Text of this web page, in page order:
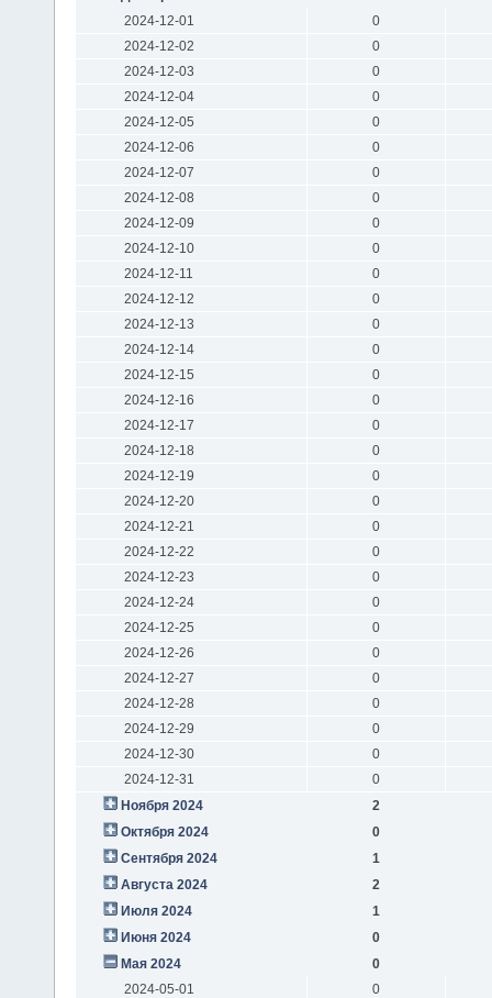
2024-12-01
0
2024-12-02
0
2024-12-03
0
2024-12-04
0
2024-12-05
0
2024-12-06
0
2024-12-07
0
2024-12-08
0
2024-12-09
0
2024-12-10
0
2024-12-11
0
2024-12-12
0
2024-12-13
0
2024-12-14
0
2024-12-15
0
2024-12-16
0
2024-12-17
0
2024-12-18
0
2024-12-19
0
2024-12-20
0
2024-12-21
0
2024-12-22
0
2024-12-23
0
2024-12-24
0
2024-12-25
0
2024-12-26
0
2024-12-27
0
2024-12-28
0
2024-12-29
0
2024-12-30
0
2024-12-31
0
Ноября 2024
2
Октября 2024
0
Сентября 2024
1
Августа 2024
2
Июля 2024
1
Июня 2024
0
Мая 2024
0
2024-05-01
0